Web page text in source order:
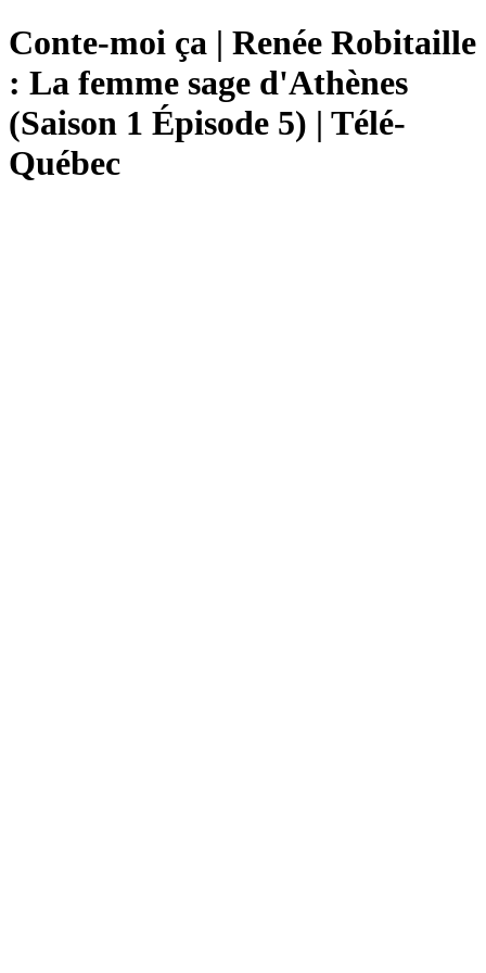
Conte-moi ça | Renée Robitaille
: La femme sage d'Athènes
(Saison 1 Épisode 5) | Télé-
Québec